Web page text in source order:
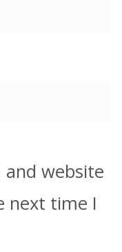
and website
next time I